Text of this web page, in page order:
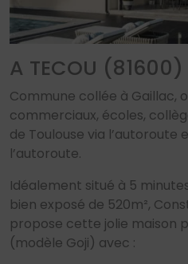
A TECOU (81600)
Commune collée à Gaillac,
commerciaux, écoles,
de Toulouse via l’autoroute
l’autoroute.
Idéalement situé à 5
bien exposé de 520m²,
propose cette jolie maison
(modèle Goji) avec :